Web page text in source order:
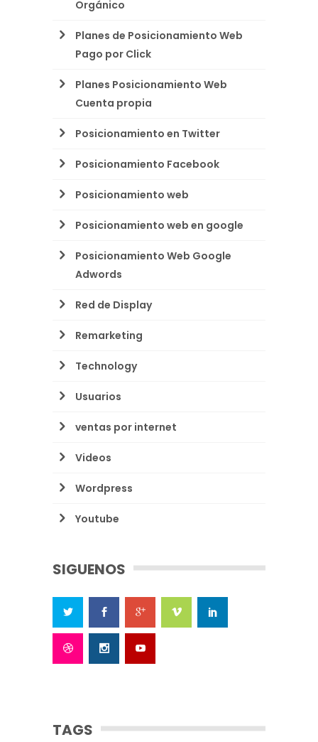
Orgánico
Planes de Posicionamiento Web
Pago por Click
Planes Posicionamiento Web
Cuenta propia
Posicionamiento en Twitter
Posicionamiento Facebook
Posicionamiento web
Posicionamiento web en google
Posicionamiento Web Google
Adwords
Red de Display
Remarketing
Technology
Usuarios
ventas por internet
Videos
Wordpress
Youtube
SIGUENOS
TAGS